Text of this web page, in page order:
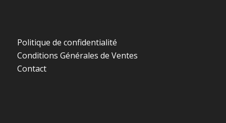
Politique de confidentialité
Conditions Générales de Ventes
Contact